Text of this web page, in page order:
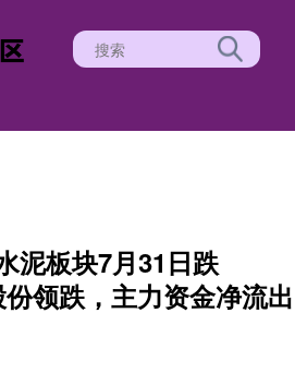
泥板块7月31日跌
领跌，主力资金净流出